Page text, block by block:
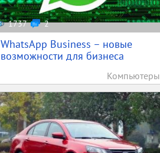
1737 2
WhatsApp Business – новые
возможности для бизнеса
Компьютеры